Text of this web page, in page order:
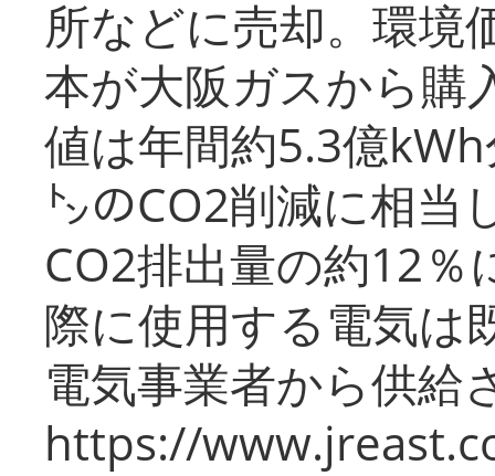
所などに売却。環境
本が大阪ガスから購
値は年間約5.3億
㌧のCO2削減に相当
CO2排出量の約12％
際に使用する電気は
電気事業者から供給
https://